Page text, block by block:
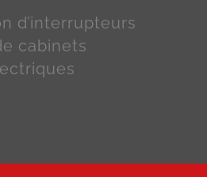
d’interrupteurs
cabinets